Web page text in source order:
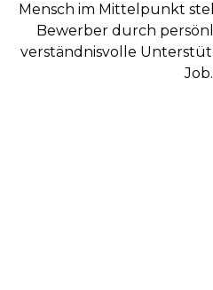
Mensch im Mittelpunkt
Bewerber durch
verständnisvolle
Job.